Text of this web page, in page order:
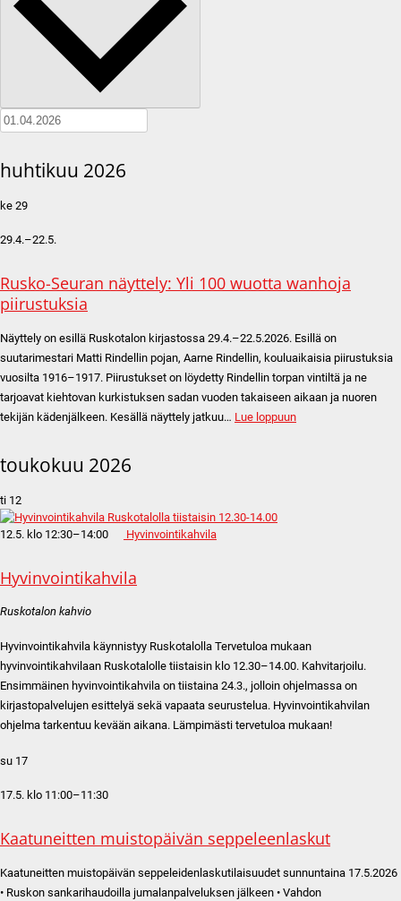
huhtikuu 2026
ke 29
29.4.–22.5.
Rusko-Seuran näyttely: Yli 100 wuotta wanhoja
piirustuksia
Näyttely on esillä Ruskotalon kirjastossa 29.4.–22.5.2026. Esillä on
suutarimestari Matti Rindellin pojan, Aarne Rindellin, kouluaikaisia piirustuksia
vuosilta 1916–1917. Piirustukset on löydetty Rindellin torpan vintiltä ja ne
tarjoavat kiehtovan kurkistuksen sadan vuoden takaiseen aikaan ja nuoren
tekijän kädenjälkeen. Kesällä näyttely jatkuu… Lue loppuun
toukokuu 2026
ti 12
12.5. klo 12:30–14:00 Hyvinvointikahvila
Hyvinvointikahvila
Ruskotalon kahvio
Hyvinvointikahvila käynnistyy Ruskotalolla Tervetuloa mukaan
hyvinvointikahvilaan Ruskotalolle tiistaisin klo 12.30–14.00. Kahvitarjoilu.
Ensimmäinen hyvinvointikahvila on tiistaina 24.3., jolloin ohjelmassa on
kirjastopalvelujen esittelyä sekä vapaata seurustelua. Hyvinvointikahvilan
ohjelma tarkentuu kevään aikana. Lämpimästi tervetuloa mukaan!
su 17
17.5. klo 11:00–11:30
Kaatuneitten muistopäivän seppeleenlaskut
Kaatuneitten muistopäivän seppeleidenlaskutilaisuudet sunnuntaina 17.5.2026
• Ruskon sankarihaudoilla jumalanpalveluksen jälkeen • Vahdon